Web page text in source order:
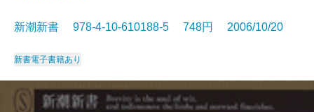
新潮新書 978-4-10-610188-5 748円 2006/10/20
新書電子書籍あり